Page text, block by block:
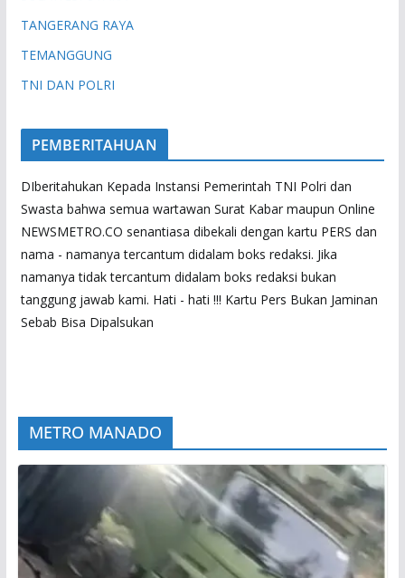
TANGERANG RAYA
TEMANGGUNG
TNI DAN POLRI
PEMBERITAHUAN
DIberitahukan Kepada Instansi Pemerintah TNI Polri dan
Swasta bahwa semua wartawan Surat Kabar maupun Online
NEWSMETRO.CO senantiasa dibekali dengan kartu PERS dan
nama - namanya tercantum didalam boks redaksi. Jika
namanya tidak tercantum didalam boks redaksi bukan
tanggung jawab kami. Hati - hati !!! Kartu Pers Bukan Jaminan
Sebab Bisa Dipalsukan
METRO MANADO